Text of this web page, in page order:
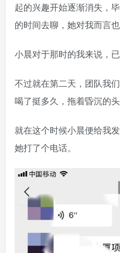
起的兴趣开始逐渐消失，
的时间去聊，她对我而言
小晨对于那时的我来说，
不过就在第二天，团队我
喝了挺多久，拖着昏沉的头
就在这个时候小晨便给我
她打了个电话。